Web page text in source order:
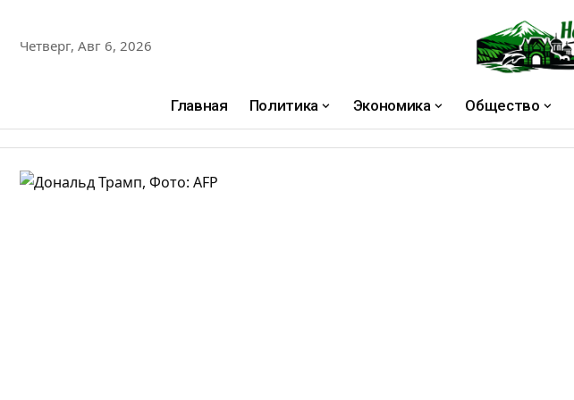
Четверг, Авг 6, 2026
Главная Политика Экономика Общество